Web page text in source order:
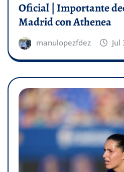
Oficial | Importante
Madrid con Athenea
manulopezfdez Jul